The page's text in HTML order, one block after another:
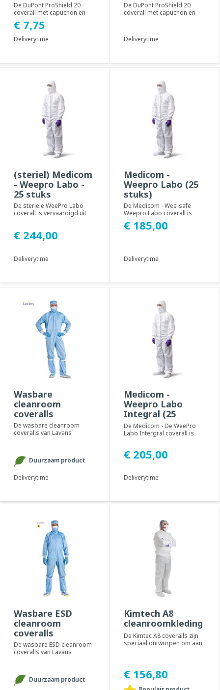
De DuPont ProShield 20
coverall met capuchon en
rits is gemaakt van SMS
polypropyleen. De ...
€ 7,75
Deliverytime
De DuPont ProShield 20
coverall met capuchon en
Deliverytime
(steriel) Medicom
- Weepro Labo -
25 stuks
De steriele WeePro Labo
coverall is vervaardigd uit
€ 244,00
Deliverytime
Medicom -
Weepro Labo (25
stuks)
De Medicom - Wee-safe
Weepro Labo coverall is
gemaakt van Micromium –
Microporous fil...
€ 185,00
Deliverytime
Wasbare
cleanroom
coveralls
De wasbare cleanroom
coveralls van Lavans
Duurzaam product
Deliverytime
Medicom -
Weepro Labo
Integral (25
stuks)
De Medicom - De WeePro
Labo Intergral coverall is
€ 205,00
Deliverytime
Wasbare ESD
cleanroom
coveralls
De wasbare ESD cleanroom
coveralls van Lavans
Duurzaam product
Kimtech A8
cleanroomkleding
De Kimtec A8 coveralls zijn
speciaal ontworpen om aan
€ 156,80